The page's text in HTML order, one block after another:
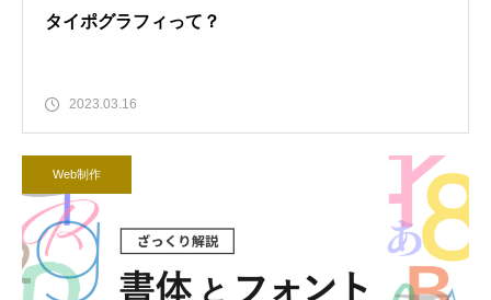
タイポグラフィって？
2023.03.16
Web制作